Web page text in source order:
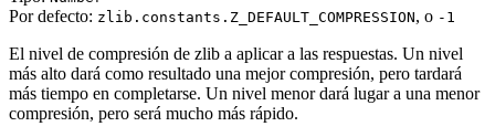
Por defecto: zlib.constants.Z_DEFAULT_COMPRESSION, o -1
El nivel de compresión de zlib a aplicar a las respuestas. Un nivel
más alto dará como resultado una mejor compresión, pero tardará
más tiempo en completarse. Un nivel menor dará lugar a una menor
compresión, pero será mucho más rápido.